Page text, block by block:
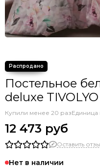
Постельное
deluxe
Купили менее 20 раз
12 473 руб
Оставить
Нет в наличии